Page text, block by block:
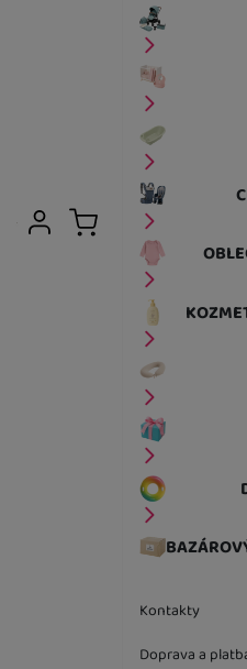
Kontakty
Doprava a
Užívateľská sekcia
Prihlásiť sa
Košík